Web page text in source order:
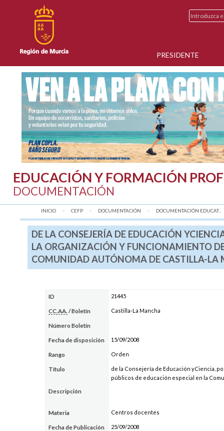
PRESIDENTE
EDUCACIÓN Y FORMACIÓN
DOCUMENTACIÓN
INICIO CEFP DOCUMENTACIÓN DOCUMENTACIÓN EDUCAT...
DE LA CONSEJERÍA DE EDUCACIÓN
LA ORGANIZACIÓN Y FUNCIONAMIENTO
COMUNIDAD AUTÓNOMA DE CASTILLA-LA
ID 21445
CC.AA. / Boletín Castilla-La Mancha
Número Boletín
Fecha de disposición 15/09/2008
Rango Orden
Título
de la Consejería de Educación yCiencia,
públicos de educación especial en la
Descripción
Materia Centros docentes
Fecha de Publicación 25/09/2008